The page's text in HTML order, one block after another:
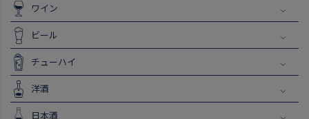
ワイン
ビール
チューハイ
洋酒
日本酒